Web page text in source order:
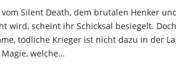
Silent Death, dem brutalen Henker
wird, scheint ihr Schicksal besiegelt.
tödliche Krieger ist nicht dazu in der
welche…